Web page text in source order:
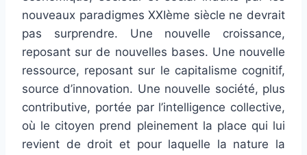
nouveaux paradigmes XXIème siècle ne devrait
pas surprendre. Une nouvelle croissance,
reposant sur de nouvelles bases. Une nouvelle
ressource, reposant sur le capitalisme cognitif,
source d’innovation. Une nouvelle société, plus
contributive, portée par l’intelligence collective,
où le citoyen prend pleinement la place qui lui
revient de droit et pour laquelle la nature la